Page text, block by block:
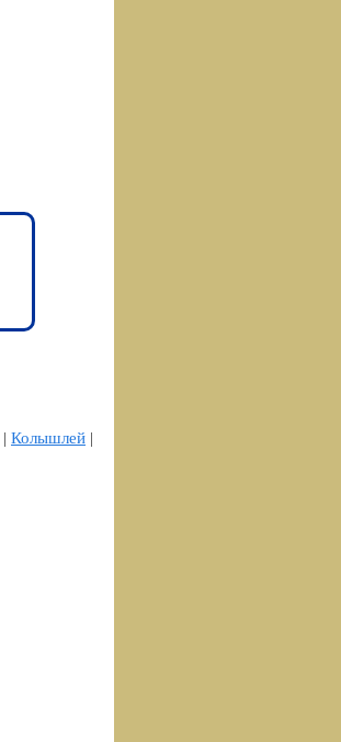
| Колышлей |